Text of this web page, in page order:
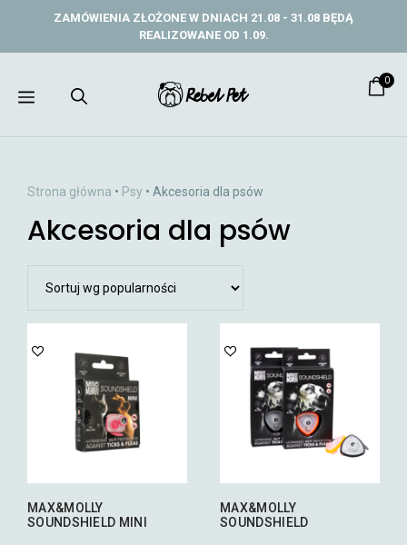
ZAMÓWIENIA ZŁOŻONE W DNIACH 21.08 - 31.08 BĘDĄ
REALIZOWANE OD 1.09.
Menu
0
Strona główna • Psy • Akcesoria dla psów
Akcesoria dla psów
MAX&MOLLY
SOUNDSHIELD MINI
MAX&MOLLY
SOUNDSHIELD